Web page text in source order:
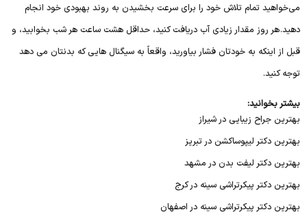
می‌خواهید تمام تلاش خود را برای سرعت بخشیدن به روند بهبودی خود انجام
دهید.هر روز مقدار زیادی آب دریافت کنید، حداقل هشت ساعت هر شب بخوابید، و
قبل از اینکه به خودتان فشار بیاورید، واقعاً به سیگنال هایی که بدنتان می دهد
توجه کنید.
بیشتر بخوانید:
بهترین جراح زیبایی در شیراز
بهترین دکتر لیپوساکشن در تبریز
بهترین دکتر لیفت بدن در مشهد
بهترین دکتر پیکرتراشی سینه در کرج
بهترین دکتر پیکرتراشی سینه در اصفهان